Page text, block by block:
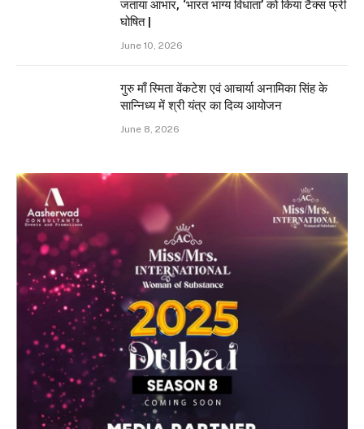
जताया आभार, ‘भारत भाग्य विधाता’ को किया टैक्स फ्री
घोषित |
June 10, 2026
गुरु माँ स्मिता वेंकटेश एवं आचार्या अनामिका सिंह के
सान्निध्य में श्री यंत्र का दिव्य आयोजन
June 8, 2026